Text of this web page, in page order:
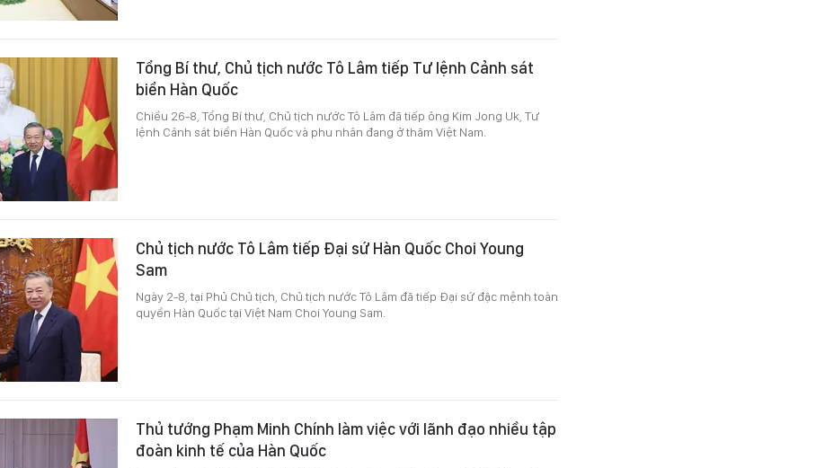
Tổng Bí thư, Chủ tịch nước Tô Lâm tiếp Tư lệnh Cảnh sát
biển Hàn Quốc
Chiều 26-8, Tổng Bí thư, Chủ tịch nước Tô Lâm đã tiếp ông Kim Jong Uk, Tư
lệnh Cảnh sát biển Hàn Quốc và phu nhân đang ở thăm Việt Nam.
Chủ tịch nước Tô Lâm tiếp Đại sứ Hàn Quốc Choi Young
Sam
Ngày 2-8, tại Phủ Chủ tịch, Chủ tịch nước Tô Lâm đã tiếp Đại sứ đặc mệnh toàn
quyền Hàn Quốc tại Việt Nam Choi Young Sam.
Thủ tướng Phạm Minh Chính làm việc với lãnh đạo nhiều tập
đoàn kinh tế của Hàn Quốc